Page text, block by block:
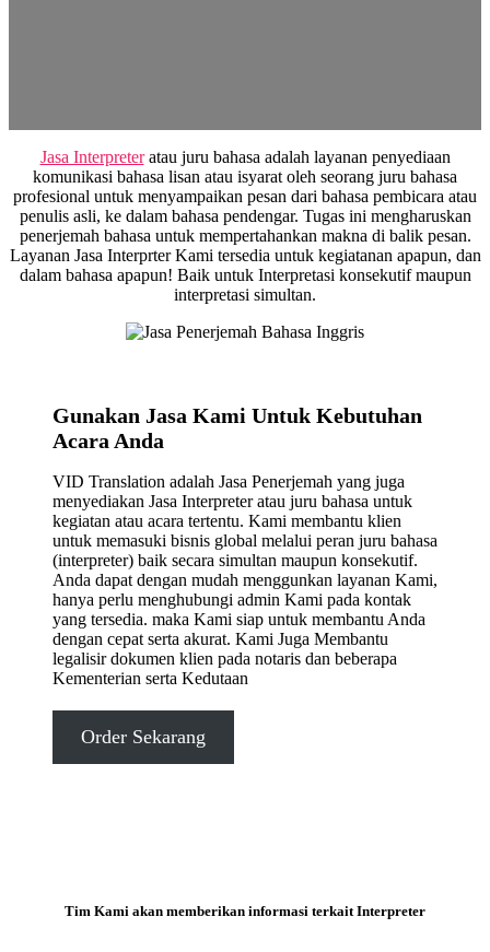
Jasa Interpreteratau juru bahasa adalah layanan penyediaan
komunikasi bahasa lisan atau isyarat oleh seorang juru bahasa
profesional untuk menyampaikan pesan dari bahasa pembicara atau
penulis asli, ke dalam bahasa pendengar. Tugas ini mengharuskan
penerjemah bahasa untuk mempertahankan makna di balik pesan.
Layanan Jasa Interprter Kami tersedia untuk kegiatanan apapun, dan
dalam bahasa apapun! Baik untuk Interpretasi konsekutif maupun
interpretasi simultan.
Gunakan Jasa Kami Untuk Kebutuhan
Acara Anda
VID Translation adalah Jasa Penerjemah yang juga
menyediakan Jasa Interpreter atau juru bahasa untuk
kegiatan atau acara tertentu. Kami membantu klien
untuk memasuki bisnis global melalui peran juru bahasa
(interpreter) baik secara simultan maupun konsekutif.
Anda dapat dengan mudah menggunkan layanan Kami,
hanya perlu menghubungi admin Kami pada kontak
yang tersedia. maka Kami siap untuk membantu Anda
dengan cepat serta akurat. Kami Juga Membantu
legalisir dokumen klien pada notaris dan beberapa
Kementerian serta Kedutaan
Order Sekarang
Tim Kami akan memberikan informasi terkait Interpreter